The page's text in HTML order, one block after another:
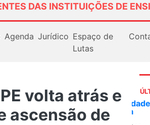
DAS INSTITUIÇÕES DE
Agenda Jurídico Espaço de
Lutas
volta atrás e
ascensão de